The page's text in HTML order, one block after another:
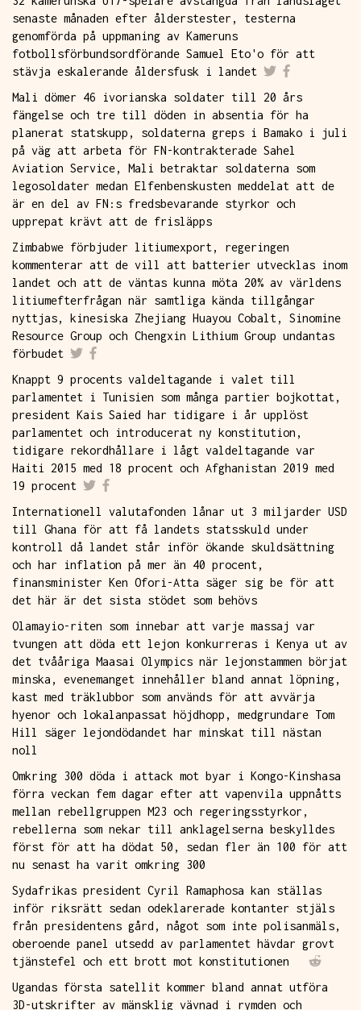
senaste månaden efter ålderstester, testerna
genomförda på uppmaning av Kameruns
fotbollsförbundsordförande Samuel Eto'o för att
stävja eskalerande åldersfusk i landet
Mali dömer 46 ivorianska soldater till 20 års
fängelse och tre till döden in absentia för ha
planerat statskupp, soldaterna greps i Bamako i juli
på väg att arbeta för FN-kontrakterade Sahel
Aviation Service, Mali betraktar soldaterna som
legosoldater medan Elfenbenskusten meddelat att de
är en del av FN:s fredsbevarande styrkor och
upprepat krävt att de frisläpps
Zimbabwe förbjuder litiumexport, regeringen
kommenterar att de vill att batterier utvecklas inom
landet och att de väntas kunna möta 20% av världens
litiumefterfrågan när samtliga kända tillgångar
nyttjas, kinesiska Zhejiang Huayou Cobalt, Sinomine
Resource Group och Chengxin Lithium Group undantas
förbudet
Knappt 9 procents valdeltagande i valet till
parlamentet i Tunisien som många partier bojkottat,
president Kais Saied har tidigare i år upplöst
parlamentet och introducerat ny konstitution,
tidigare rekordhållare i lågt valdeltagande var
Haiti 2015 med 18 procent och Afghanistan 2019 med
19 procent
Internationell valutafonden lånar ut 3 miljarder USD
till Ghana för att få landets statsskuld under
kontroll då landet står inför ökande skuldsättning
och har inflation på mer än 40 procent,
finansminister Ken Ofori-Atta säger sig be för att
det här är det sista stödet som behövs
Olamayio-riten som innebar att varje massaj var
tvungen att döda ett lejon konkurreras i Kenya ut av
det tvååriga Maasai Olympics när lejonstammen börjat
minska, evenemanget innehåller bland annat löpning,
kast med träklubbor som används för att avvärja
hyenor och lokalanpassat höjdhopp, medgrundare Tom
Hill säger lejondödandet har minskat till nästan
noll
Omkring 300 döda i attack mot byar i Kongo-Kinshasa
förra veckan fem dagar efter att vapenvila uppnåtts
mellan rebellgruppen M23 och regeringsstyrkor,
rebellerna som nekar till anklagelserna beskylldes
först för att ha dödat 50, sedan fler än 100 för att
nu senast ha varit omkring 300
Sydafrikas president Cyril Ramaphosa kan ställas
inför riksrätt sedan odeklarerade kontanter stjäls
från presidentens gård, något som inte polisanmäls,
oberoende panel utsedd av parlamentet hävdar grovt
tjänstefel och ett brott mot konstitutionen
Ugandas första satellit kommer bland annat utföra
3D-utskrifter av mänsklig vävnad i rymden och